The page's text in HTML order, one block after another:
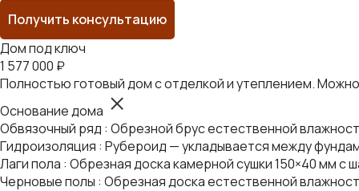
Получить консультацию
Дом под ключ
1 577 000 ₽
Полностью готовый дом с отделкой и утеплением.
Основание дома
Обвязочный ряд : Обрезной брус естественной
Гидроизоляция : Рубероид — укладывается между
Лаги пола : Обрезная доска камерной сушки 150×40 мм с
Черновые полы : Обрезная доска естественной